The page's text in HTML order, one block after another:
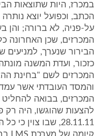
במכרז, היות שתוצאות
על-פניה, לא ברורה; והן
המכרזים, שכן האחרונה
הבירור שנערך, למניעים
המכרזים לשם "בחינת
והמסד העובדתי אשר עמד
המכרזים, בבואה להחליט
להצעות שהוגשו, היה רק
28.11.11, שבו צוין